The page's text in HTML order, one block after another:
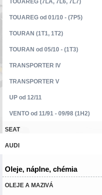
TOUAREG (7LA, 7L6, 7L7)
TOUAREG od 01/10 - (7P5)
TOURAN (1T1, 1T2)
TOURAN od 05/10 - (1T3)
TRANSPORTER IV
TRANSPORTER V
UP od 12/11
VENTO od 11/91 - 09/98 (1H2)
SEAT
AUDI
Oleje, náplne, chémia
OLEJE A MAZIVÁ